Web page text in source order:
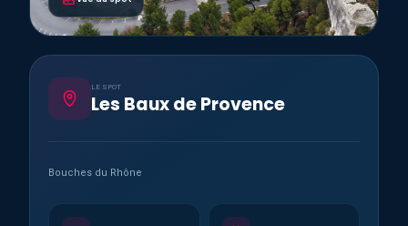
LE SPOT
Les Baux de Provence
Bouches du Rhône